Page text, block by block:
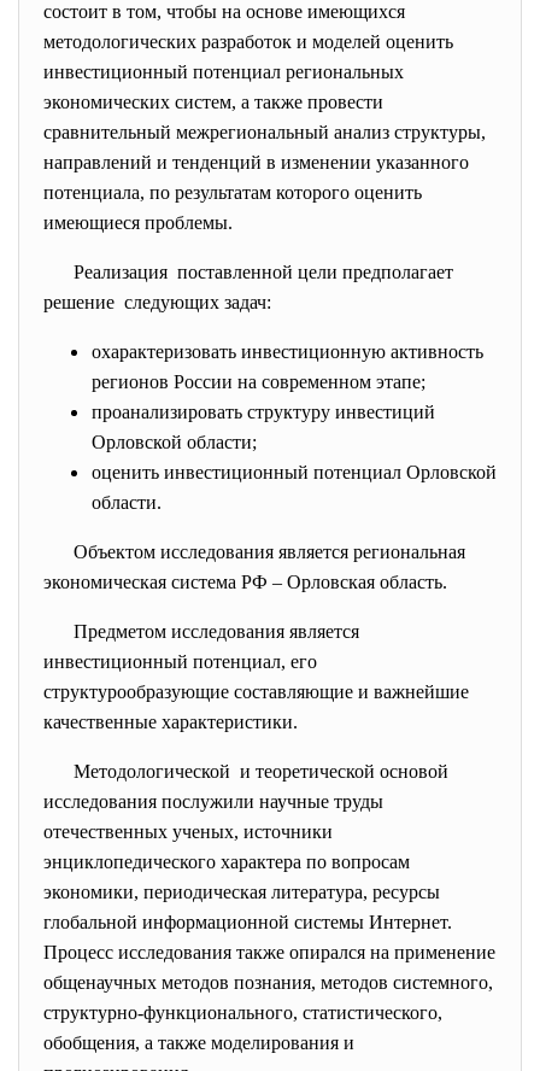
состоит в том, чтобы на основе имеющихся
методологических разработок и моделей оценить
инвестиционный потенциал региональных
экономических систем, а также провести
сравнительный межрегиональный анализ структуры,
направлений и тенденций в изменении указанного
потенциала, по результатам которого оценить
имеющиеся проблемы.
Реализация поставленной цели предполагает
решение следующих задач:
охарактеризовать инвестиционную активность
регионов России на современном этапе;
проанализировать структуру инвестиций
Орловской области;
оценить инвестиционный потенциал Орловской
области.
Объектом исследования является региональная
экономическая система РФ – Орловская область.
Предметом исследования является
инвестиционный потенциал, его
структурообразующие составляющие и важнейшие
качественные характеристики.
Методологической и теоретической основой
исследования послужили научные труды
отечественных ученых, источники
энциклопедического характера по вопросам
экономики, периодическая литература, ресурсы
глобальной информационной системы Интернет.
Процесс исследования также опирался на применение
общенаучных методов познания, методов системного,
структурно-функционального, статистического,
обобщения, а также моделирования и